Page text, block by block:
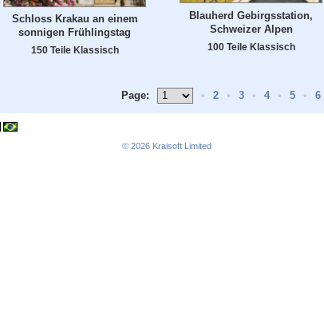
Schloss Krakau an einem
sonnigen Frühlingstag
150 Teile Klassisch
Blauherd Gebirgsstation,
Schweizer Alpen
100 Teile Klassisch
Page: • 2 • 3 • 4 • 5 • 6
© 2026 Kraisoft Limited